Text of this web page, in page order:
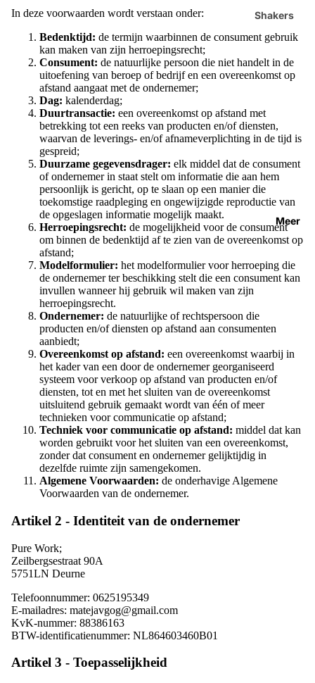
Shakers
Meer
In deze voorwaarden wordt verstaan onder:
Bedenktijd: de termijn waarbinnen de consument gebruik
kan maken van zijn herroepingsrecht;
Consument: de natuurlijke persoon die niet handelt in de
uitoefening van beroep of bedrijf en een overeenkomst op
afstand aangaat met de ondernemer;
Dag: kalenderdag;
Duurtransactie: een overeenkomst op afstand met
betrekking tot een reeks van producten en/of diensten,
waarvan de leverings- en/of afnameverplichting in de tijd is
gespreid;
Duurzame gegevensdrager: elk middel dat de consument
of ondernemer in staat stelt om informatie die aan hem
persoonlijk is gericht, op te slaan op een manier die
toekomstige raadpleging en ongewijzigde reproductie van
de opgeslagen informatie mogelijk maakt.
Herroepingsrecht: de mogelijkheid voor de consument
om binnen de bedenktijd af te zien van de overeenkomst op
afstand;
Modelformulier: het modelformulier voor herroeping die
de ondernemer ter beschikking stelt die een consument kan
invullen wanneer hij gebruik wil maken van zijn
herroepingsrecht.
Ondernemer: de natuurlijke of rechtspersoon die
producten en/of diensten op afstand aan consumenten
aanbiedt;
Overeenkomst op afstand: een overeenkomst waarbij in
het kader van een door de ondernemer georganiseerd
systeem voor verkoop op afstand van producten en/of
diensten, tot en met het sluiten van de overeenkomst
uitsluitend gebruik gemaakt wordt van één of meer
technieken voor communicatie op afstand;
Techniek voor communicatie op afstand: middel dat kan
worden gebruikt voor het sluiten van een overeenkomst,
zonder dat consument en ondernemer gelijktijdig in
dezelfde ruimte zijn samengekomen.
Algemene Voorwaarden: de onderhavige Algemene
Voorwaarden van de ondernemer.
Artikel 2 - Identiteit van de ondernemer
Pure Work;
Zeilbergsestraat 90A
5751LN Deurne
Telefoonnummer: 0625195349
E-mailadres: matejavgog@gmail.com
KvK-nummer: 88386163
BTW-identificatienummer: NL864603460B01
Artikel 3 - Toepasselijkheid